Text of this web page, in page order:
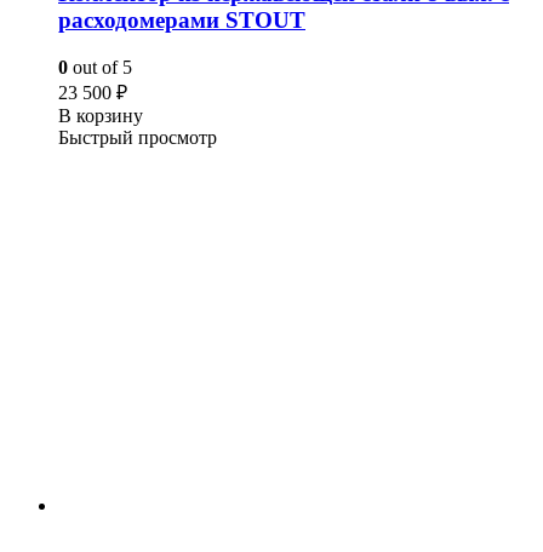
расходомерами STOUT
0 out of 5
23 500 ₽
В корзину
Быстрый просмотр